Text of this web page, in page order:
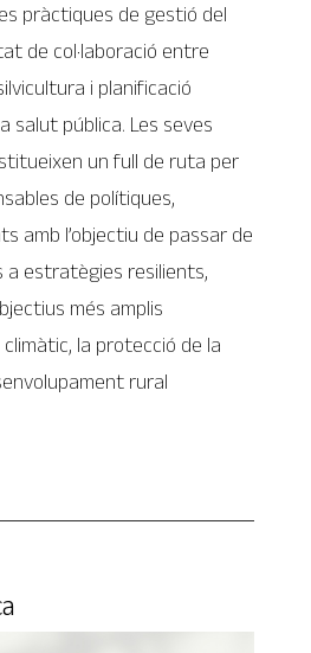
pràctiques de gestió del
de col·laboració entre
i planificació
salut pública. Les seves
un full de ruta per
de polítiques,
amb l’objectiu de passar de
estratègies resilients,
més amplis
climàtic, la protecció de la
rural